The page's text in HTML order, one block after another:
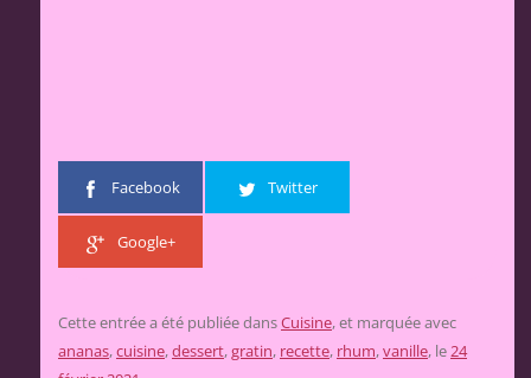
Facebook Twitter
Google+
Cette entrée a été publiée dansCuisine, et marquée avec
ananas,cuisine,dessert,gratin, recette, rhum,vanille, le24